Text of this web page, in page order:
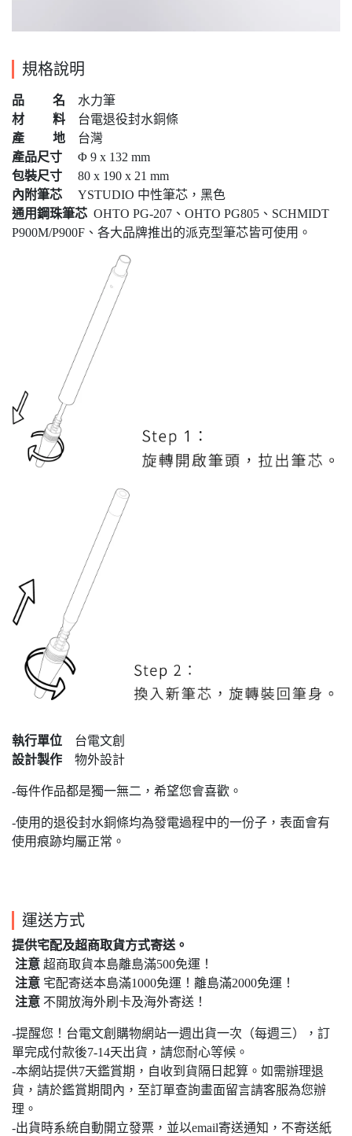
規格說明
品 名 水力筆
材 料 台電退役封水銅條
產 地 台灣
產品尺寸
Φ 9 x 132 mm
包裝尺寸 80 x 190 x 21 mm
內附筆芯 YSTUDIO 中性筆芯，黑色
通用鋼珠筆芯 OHTO PG-207、OHTO PG805、SCHMIDT
P900M/P900F、各大品牌推出的派克型筆芯皆可使用。
執行單位 台電文創
設計製作 物外設計
-每件作品都是獨一無二，希望您會喜歡。
-使用的退役封水銅條均為發電過程中的一份子，表面會有
使用痕跡均屬正常。
運送方式
提供宅配及超商取貨方式寄送。
注意 超商取貨本島離島滿500免運！
注意 宅配寄送本島滿1000免運！離島滿2000免運！
注意 不開放海外刷卡及海外寄送！
-提醒您！台電文創購物網站一週出貨一次（每週三），訂
單完成付款後7-14天出貨，請您耐心等候。
-本網站提供7天鑑賞期，自收到貨隔日起算。如需辦理退
貨，請於鑑賞期間內，至訂單查詢畫面留言請客服為您辦
理。
-出貨時系統自動開立發票，並以email寄送通知，不寄送紙